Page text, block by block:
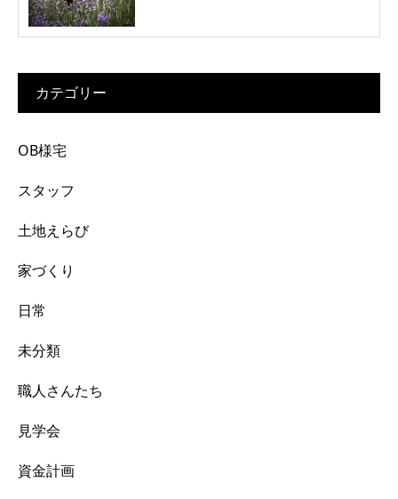
カテゴリー
OB様宅
スタッフ
土地えらび
家づくり
日常
未分類
職人さんたち
見学会
資金計画